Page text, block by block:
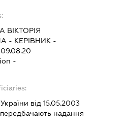
- КЕРІВНИК -
-
від 15.05.2003
надання